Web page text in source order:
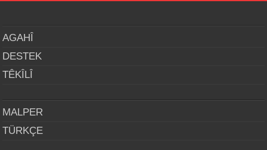
AGAHÎ
DESTEK
TÊKÎLÎ
MALPER
TÜRKÇE